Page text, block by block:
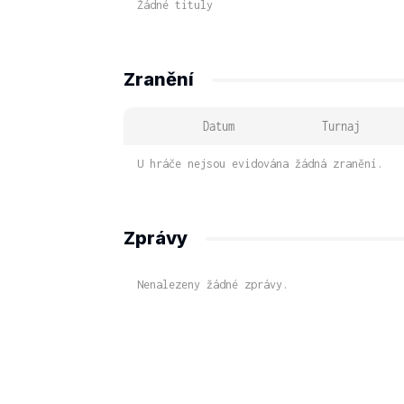
Žádné tituly
Zranění
Datum Turnaj
U hráče nejsou evidována žádná zranění.
Zprávy
Nenalezeny žádné zprávy.